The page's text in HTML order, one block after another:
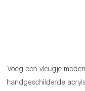
Voeg een vleugje
handgeschilderde